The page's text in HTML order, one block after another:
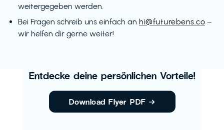
weitergegeben werden.
Bei Fragen schreib uns einfach an hi@futurebens.co –
wir helfen dir gerne weiter!
Entdecke deine persönlichen Vorteile!
Download Flyer PDF →